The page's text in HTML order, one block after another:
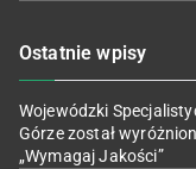
Ostatnie wpisy
Wojewódzki
Górze został
„Wymagaj Jakości”